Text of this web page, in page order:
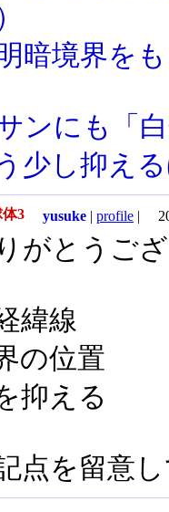
暗境界を
ンにも「
少し抑え
3 yusuke | profile |
がとうご
緯線
の位置
抑える
点を留意